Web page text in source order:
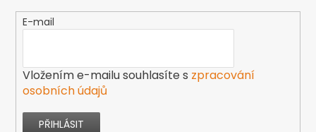
E-mail
Vložením e-mailu souhlasíte s zpracování
osobních údajů
PŘIHLÁSIT